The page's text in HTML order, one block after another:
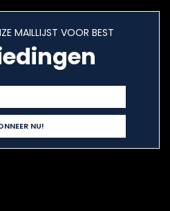
MAILLIJST VOOR BEST